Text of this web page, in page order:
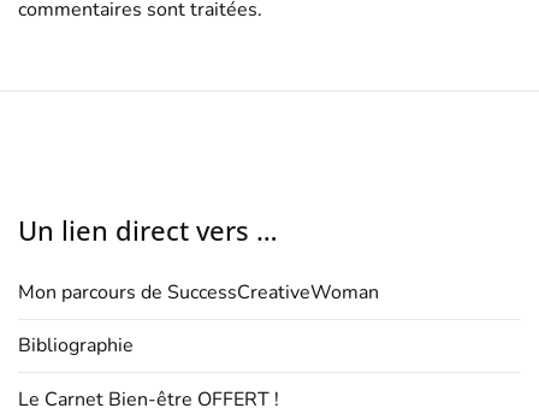
commentaires sont traitées.
Un lien direct vers …
Mon parcours de SuccessCreativeWoman
Bibliographie
Le Carnet Bien-être OFFERT !